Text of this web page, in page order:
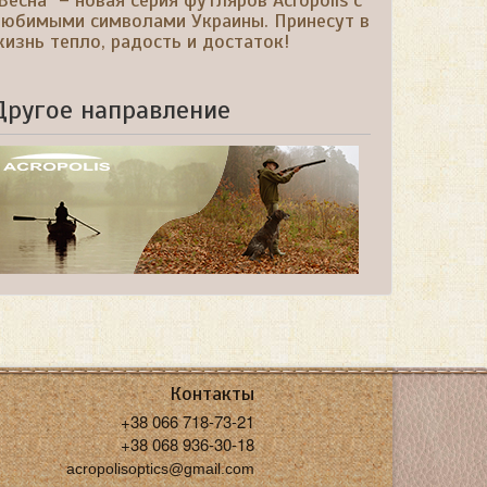
символами Украины. Принесут в
тепло, радость и достаток!
направление
Контакты
+38 066 718-73-21
+38 068 936-30-18
acropolisoptics@gmail.com